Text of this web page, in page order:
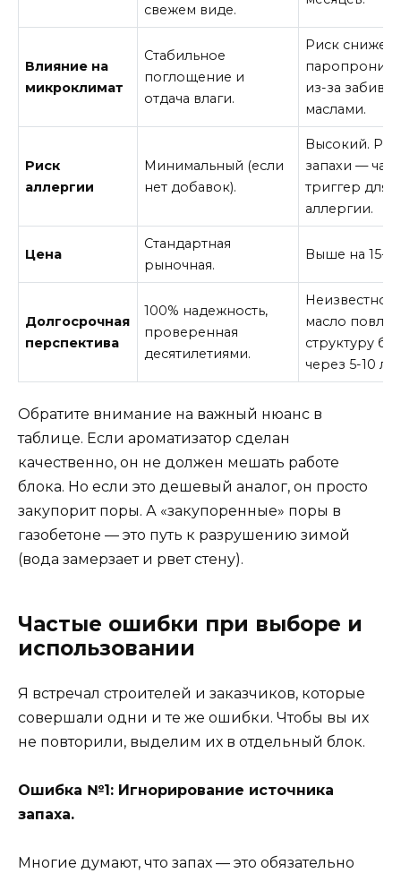
свежем виде.
Влияние на
микроклимат
Стабильное
поглощение и
отдача влаги.
Риск
из-за
маслами.
Риск
аллергии
Минимальный (если
нет добавок).
Высокий.
запахи —
триггер для
аллергии.
Цена
Стандартная
рыночная.
Выше на 15-
Долгосрочная
перспектива
100% надежность,
проверенная
десятилетиями.
Неизвестно,
масло
структуру
через 5-10
Обратите внимание на важный нюанс в
таблице. Если ароматизатор сделан
качественно, он не должен мешать работе
блока. Но если это дешевый аналог, он просто
закупорит поры. А «закупоренные» поры в
газобетоне — это путь к разрушению зимой
(вода замерзает и рвет стену).
Частые ошибки при выборе и
использовании
Я встречал строителей и заказчиков, которые
совершали одни и те же ошибки. Чтобы вы их
не повторили, выделим их в отдельный блок.
Ошибка №1: Игнорирование источника
запаха.
Многие думают, что запах — это обязательно